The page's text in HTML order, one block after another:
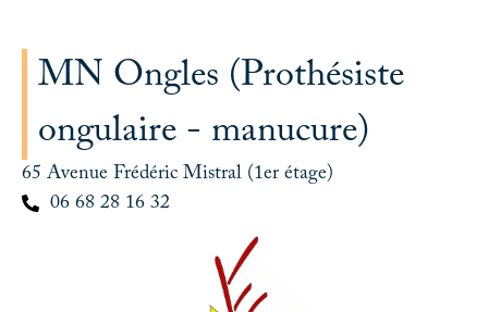
MN Ongles (Prothésiste
ongulaire - manucure)
65 Avenue Frédéric Mistral (1er étage)
06 68 28 16 32